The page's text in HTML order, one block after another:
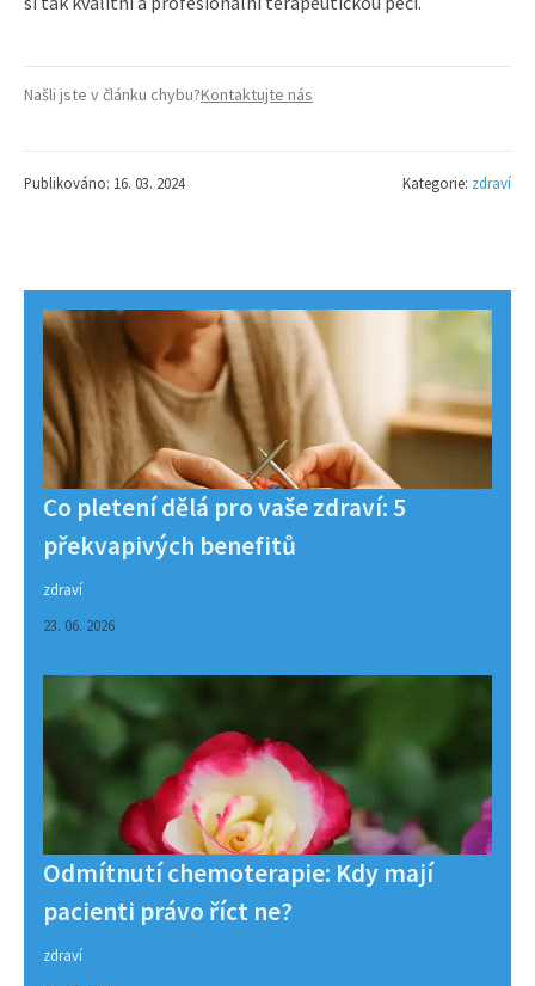
Našli jste v článku chybu?Kontaktujte nás
Publikováno: 16. 03. 2024 Kategorie: zdraví
Co pletení dělá pro vaše zdraví: 5
překvapivých benefitů
zdraví
23. 06. 2026
Odmítnutí chemoterapie: Kdy mají
pacienti právo říct ne?
zdraví